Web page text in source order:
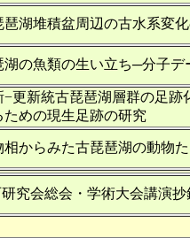
琶湖堆積盆周辺の古水系変
湖の魚類の生い立ち─分子デ
−更新統古琵琶湖層群の足跡
ための現生足跡の研究
相からみた古琵琶湖の動物
究会総会・学術大会講演抄